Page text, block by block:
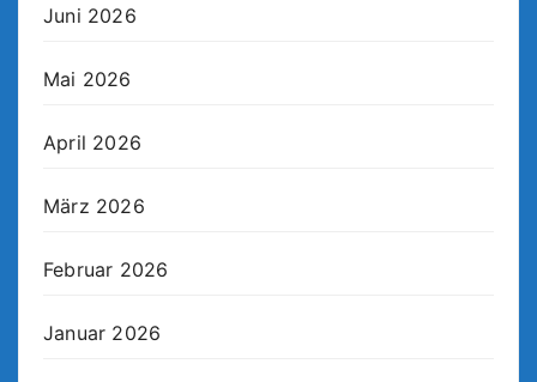
Juni 2026
Mai 2026
April 2026
März 2026
Februar 2026
Januar 2026